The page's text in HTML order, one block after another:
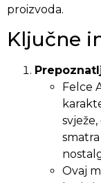
proizvoda.
Ključne
Felce
Ovaj